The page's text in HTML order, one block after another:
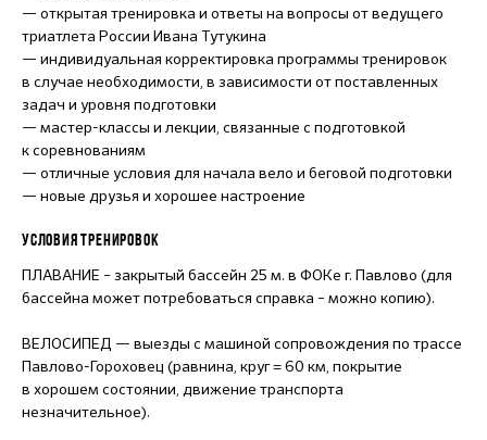
— открытая тренировка и ответы на вопросы от ведущего
триатлета России Ивана Тутукина
— индивидуальная корректировка программы тренировок
в случае необходимости, в зависимости от поставленных
задач и уровня подготовки
— мастер-классы и лекции, связанные с подготовкой
к соревнованиям
— отличные условия для начала вело и беговой подготовки
— новые друзья и хорошее настроение
УСЛОВИЯ ТРЕНИРОВОК
ПЛАВАНИЕ – закрытый бассейн 25 м. в ФОКе г. Павлово (для
бассейна может потребоваться справка – можно копию).
ВЕЛОСИПЕД — выезды с машиной сопровождения по трассе
Павлово-Гороховец (равнина, круг = 60 км, покрытие
в хорошем состоянии, движение транспорта
незначительное).